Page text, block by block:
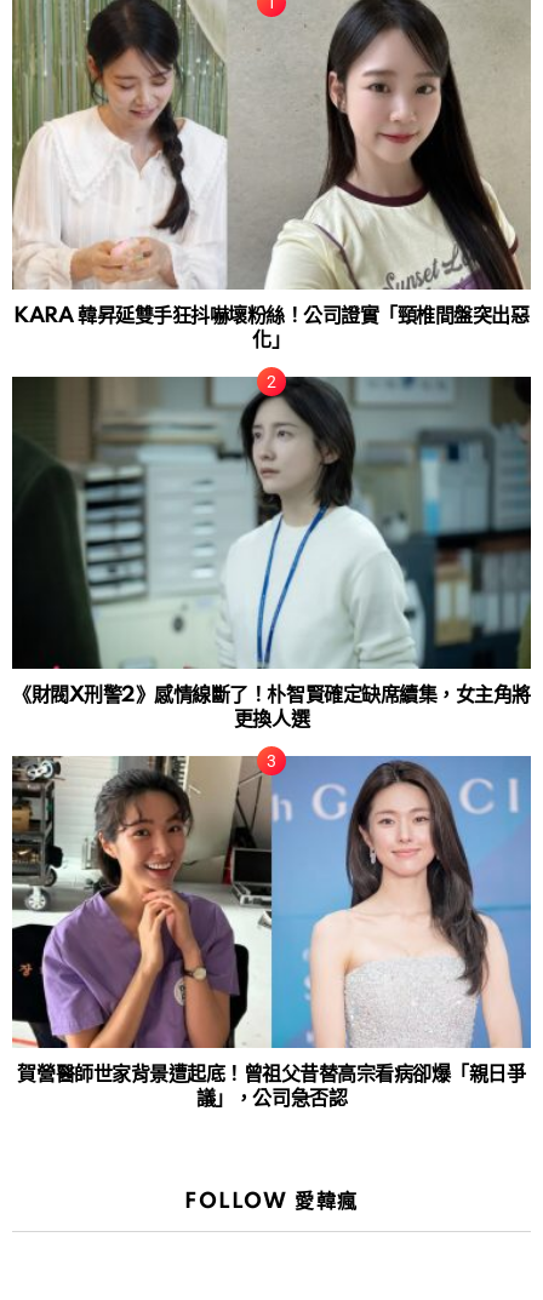
KARA 韓昇延雙手狂抖嚇壞粉絲！公司證實「頸椎間盤突出惡
化」
《財閥X刑警2》感情線斷了！朴智賢確定缺席續集，女主角將
更換人選
賀營醫師世家背景遭起底！曾祖父昔替高宗看病卻爆「親日爭
議」，公司急否認
FOLLOW 愛韓瘋